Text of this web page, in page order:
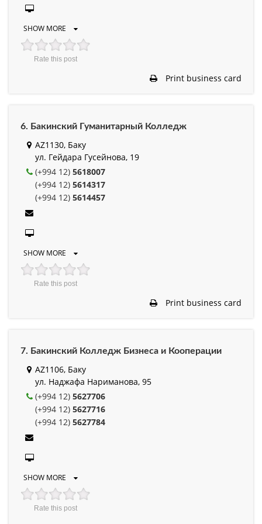
SHOW MORE
Rate this post
Print business card
6. Бакинский Гуманитарный Колледж
AZ1130, Баку
ул. Гейдара Гусейнова, 19
(+994 12) 5618007
(+994 12) 5614317
(+994 12) 5614457
SHOW MORE
Rate this post
Print business card
7. Бакинский Колледж Бизнеса и Кооперации
AZ1106, Баку
ул. Наджафа Нариманова, 95
(+994 12) 5627706
(+994 12) 5627716
(+994 12) 5627784
SHOW MORE
Rate this post